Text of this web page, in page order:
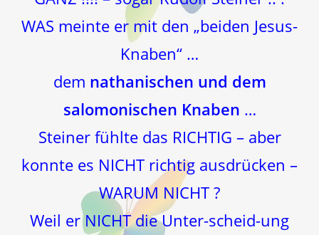
WAS meinte er mit den „beiden Jesus-
Knaben“ …
dem nathanischen und dem
salomonischen Knaben …
Steiner fühlte das RICHTIG – aber
konnte es NICHT richtig ausdrücken –
WARUM NICHT ?
Weil er NICHT die Unter-scheid-ung